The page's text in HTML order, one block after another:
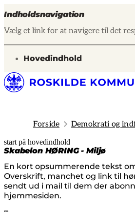
Indholdsnavigation
Vælg et link for at navigere til det
gå til
Hovedindhold
Forside Demokrati og
start på hovedindhold
Skabelon HØRING - Miljø
En kort opsummerende tekst
Overskrift, manchet og link til
sendt ud i mail til dem der
hjemmesiden.
senest opdateret 19. februar 2026